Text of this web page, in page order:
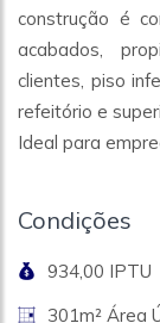
construção é
acabados,
clientes, piso
refeitório e
Ideal para
Condições
934,00 IPTU
301m² Área